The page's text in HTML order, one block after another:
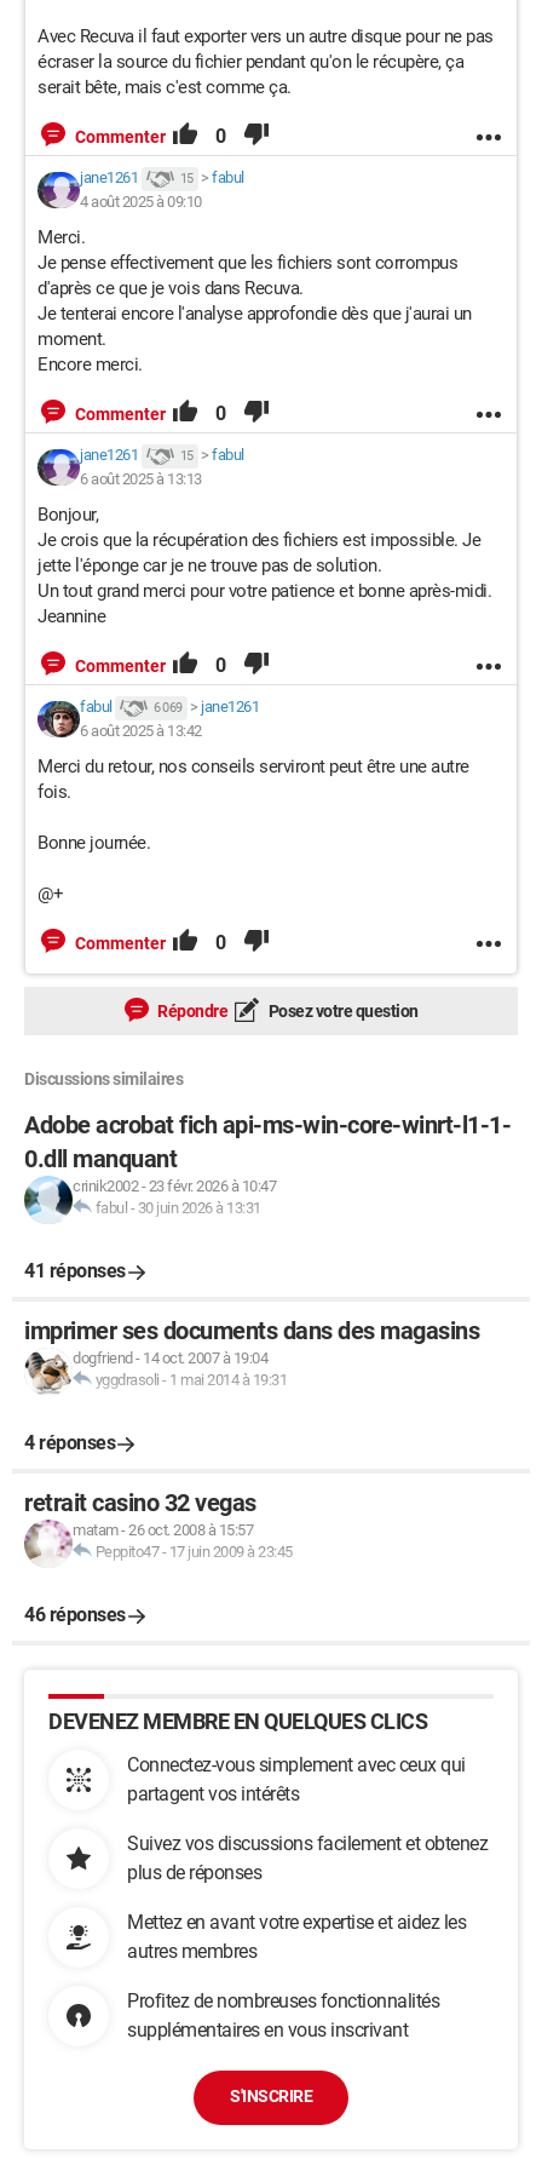
Avec Recuva il faut exporter vers un autre disque pour ne pas
écraser la source du fichier pendant qu'on le récupère, ça
serait bête, mais c'est comme ça.
Commenter 0
jane1261 15 > fabul
4 août 2025 à 09:10
Merci.
Je pense effectivement que les fichiers sont corrompus
d'après ce que je vois dans Recuva.
Je tenterai encore l'analyse approfondie dès que j'aurai un
moment.
Encore merci.
Commenter 0
jane1261 15 > fabul
6 août 2025 à 13:13
Bonjour,
Je crois que la récupération des fichiers est impossible. Je
jette l'éponge car je ne trouve pas de solution.
Un tout grand merci pour votre patience et bonne après-midi.
Jeannine
Commenter 0
fabul 6 069 > jane1261
6 août 2025 à 13:42
Merci du retour, nos conseils serviront peut être une autre
fois.
Bonne journée.
@+
Commenter 0
Répondre Posez votre question
Discussions similaires
Adobe acrobat fich api-ms-win-core-winrt-l1-1-
0.dll manquant
crinik2002-23 févr. 2026 à 10:47
fabul - 30 juin 2026 à 13:31
41 réponses
imprimer ses documents dans des magasins
dogfriend - 14 oct. 2007 à 19:04
yggdrasoli - 1 mai 2014 à 19:31
4 réponses
retrait casino 32 vegas
matam-26 oct. 2008 à 15:57
Peppito47- 17 juin 2009 à 23:45
46 réponses
DEVENEZ MEMBRE EN QUELQUES CLICS
Connectez-vous simplement avec ceux qui
partagent vos intérêts
Suivez vos discussions facilement et obtenez
plus de réponses
Mettez en avant votre expertise et aidez les
autres membres
Profitez de nombreuses fonctionnalités
supplémentaires en vous inscrivant
S'INSCRIRE